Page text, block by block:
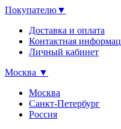
Покупателю▼
Доставка и оплата
Контактная
Личный кабинет
Москва ▼
Москва
Санкт-Петербург
Россия